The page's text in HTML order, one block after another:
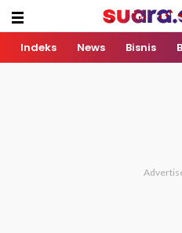
Indeks News Bisnis